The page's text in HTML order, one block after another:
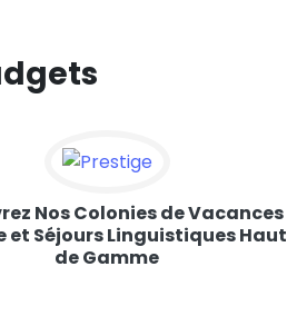
Nos Colonies de Vacances
et Séjours Linguistiques Haut
de Gamme